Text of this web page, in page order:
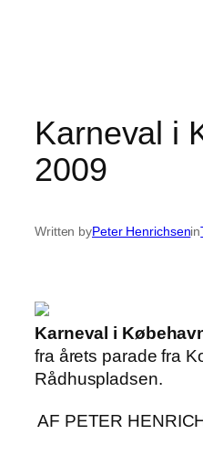
Karneval i
2009
Written byPeter Henrichsenin
Karneval i
fra årets parade fra
Rådhuspladsen.
AF PETER